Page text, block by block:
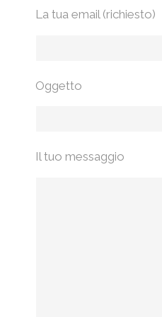
La tua email (richiesto)
Oggetto
Il tuo messaggio